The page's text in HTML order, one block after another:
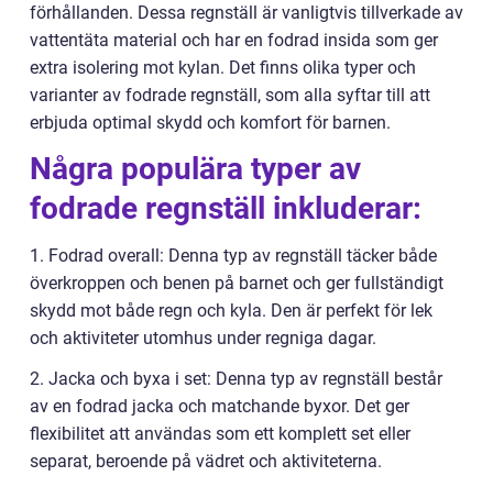
förhållanden. Dessa regnställ är vanligtvis tillverkade av
vattentäta material och har en fodrad insida som ger
extra isolering mot kylan. Det finns olika typer och
varianter av fodrade regnställ, som alla syftar till att
erbjuda optimal skydd och komfort för barnen.
Några populära typer av
fodrade regnställ inkluderar:
1. Fodrad overall: Denna typ av regnställ täcker både
överkroppen och benen på barnet och ger fullständigt
skydd mot både regn och kyla. Den är perfekt för lek
och aktiviteter utomhus under regniga dagar.
2. Jacka och byxa i set: Denna typ av regnställ består
av en fodrad jacka och matchande byxor. Det ger
flexibilitet att användas som ett komplett set eller
separat, beroende på vädret och aktiviteterna.